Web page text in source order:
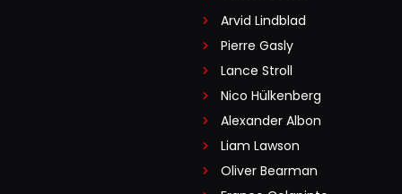
Arvid Lindblad
Pierre Gasly
Lance Stroll
Nico Hülkenberg
Alexander Albon
Liam Lawson
Oliver Bearman